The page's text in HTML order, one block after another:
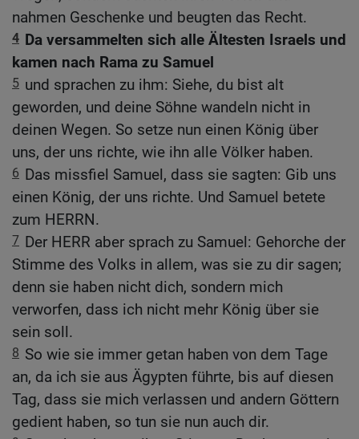
nahmen Geschenke und beugten das Recht.
4 Da versammelten sich alle Ältesten Israels und
kamen nach Rama zu Samuel
5 und sprachen zu ihm: Siehe, du bist alt
geworden, und deine Söhne wandeln nicht in
deinen Wegen. So setze nun einen König über
uns, der uns richte, wie ihn alle Völker haben.
6 Das missfiel Samuel, dass sie sagten: Gib uns
einen König, der uns richte. Und Samuel betete
zum HERRN.
7 Der HERR aber sprach zu Samuel: Gehorche der
Stimme des Volks in allem, was sie zu dir sagen;
denn sie haben nicht dich, sondern mich
verworfen, dass ich nicht mehr König über sie
sein soll.
8 So wie sie immer getan haben von dem Tage
an, da ich sie aus Ägypten führte, bis auf diesen
Tag, dass sie mich verlassen und andern Göttern
gedient haben, so tun sie nun auch dir.